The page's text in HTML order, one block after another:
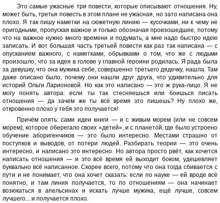
Это самые ужасные три повести, которые описывают отношения. Ну,
может быть, третья повесть в этом плане не ужасная, но зато написана она
плохо. Я так пишу наметки на сюжетную линию — кусочками, ни к чему не
пригодными, пропуская важное и только обозначая произошедшее, потому
что на важное нужно много времени и подумать, а мне надо быстро идею
записать. И вот большая часть третьей повести как раз так написана — с
опусканием важного, с наметками, обрывками о том, что же с людьми
произошло, что за идея в голове у главной героини родилась. Я рада была
за девушку, что она мужика себе, совершенно третьего дядечку, нашла. Там
даже описано было, почему они нашли друг друга, что удивительно для
историй Ольги Ларионовой. Но как это написано — это ж рука-лицо. Я не
могу понять автора: если ты так стесняешься или боишься писать
отношения — да зачем же ты всё время это пишешь? Ну плохо же,
откровенно плохо у тебя это получается!
Причём опять: сами идеи книги — и с живым морем (или не совсем
морем), которое оберегало своих «детей», и с планетой, где было устроено
обучение аборигенчиков — это было интересно. Местами страшно от
поступков и выводов, от потери людей. Разбирать теории — это очень
интересно, и написано это интересно. Но автора просто рвёт, как хочется
написать отношения — и это всё время ей выходит боком, удешевляет
буквально всё написанное. Скорее всего, потому что она тогда сбивается с
пути и не понимает, что она хочет сказать: если по науке — ей вроде всё
понятно, и там линия получается, то по отношениям — она начинает
возюкаться в апельсинах и искать лучше мужика, ещё лучше, совсем
лучшего... и получается плохо.